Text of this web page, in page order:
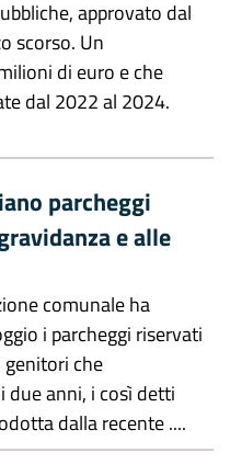
approvato dal
scorso. Un
di euro e che
dal 2022 al 2024.
parcheggi
e alle
comunale ha
i parcheggi riservati
genitori che
anni, i così detti
dalla recente ....